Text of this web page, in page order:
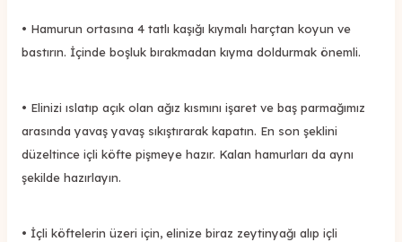
• Hamurun ortasına 4 tatlı kaşığı kıymalı harçtan koyun ve
bastırın. İçinde boşluk bırakmadan kıyma doldurmak önemli.
• Elinizi ıslatıp açık olan ağız kısmını işaret ve baş parmağımız
arasında yavaş yavaş sıkıştırarak kapatın. En son şeklini
düzeltince içli köfte pişmeye hazır. Kalan hamurları da aynı
şekilde hazırlayın.
• İçli köftelerin üzeri için, elinize biraz zeytinyağı alıp içli